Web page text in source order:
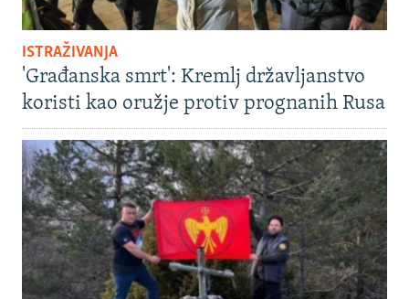
ISTRAŽIVANJA
'Građanska smrt': Kremlj državljanstvo
koristi kao oružje protiv prognanih Rusa